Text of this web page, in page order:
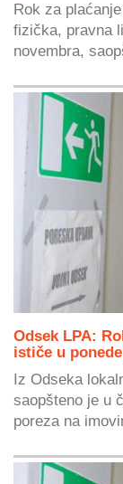
Rok za
fizička, pravna
novembra,
Odsek LPA:
ističe u
Iz Odseka
saopšteno je u
poreza na